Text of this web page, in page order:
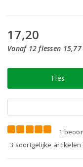
17,20
Vanaf 12 flessen
Fles
1
3 soortgelijke